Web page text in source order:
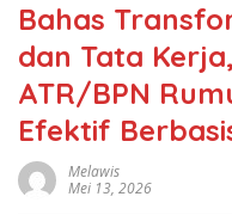
Bahas
dan Tata
ATR/BPN
Efektif
Melawis
Mei 13, 2026